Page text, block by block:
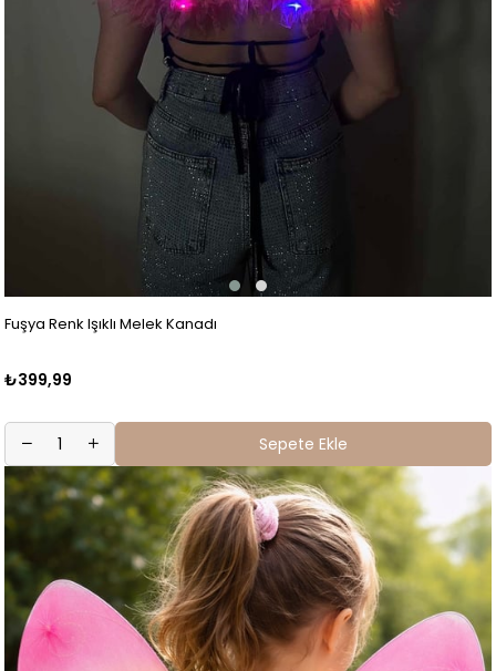
Fuşya Renk Işıklı Melek Kanadı
₺399,99
Sepete Ekle